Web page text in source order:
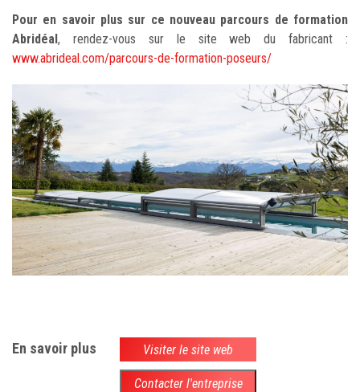
Pour en savoir plus sur ce nouveau parcours de formation
Abridéal, rendez-vous sur le site web du fabricant :
www.abrideal.com/parcours-de-formation-poseurs/
En savoir plus Visiter le site web
Contacter l'entreprise